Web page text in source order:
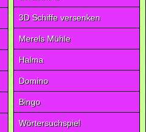
3D Schiffe versenken
Merels Mühle
Halma
Domino
Bingo
Wörtersuchspiel